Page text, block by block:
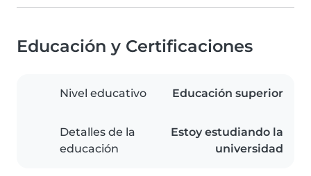
Educación y Certificaciones
Nivel educativo Educación superior
Detalles de la
educación
Estoy estudiando la
universidad